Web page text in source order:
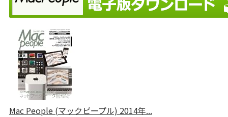
Mac People (マックピープル) 2014年...